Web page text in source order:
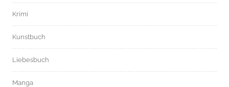
Krimi
Kunstbuch
Liebesbuch
Manga